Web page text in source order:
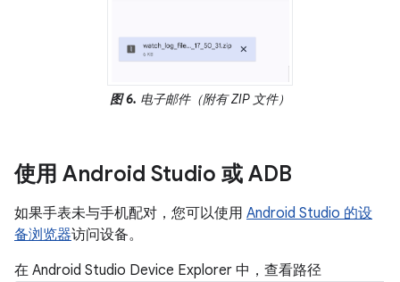
图 6. 电子邮件（附有 ZIP 文件）
使用 Android Studio 或 ADB
如果手表未与手机配对，您可以使用 Android Studio 的设
备浏览器访问设备。
在 Android Studio Device Explorer 中，查看路径